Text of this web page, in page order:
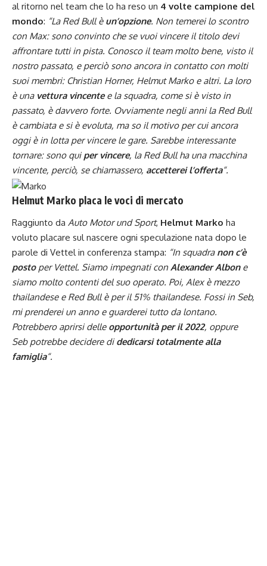
al ritorno nel team che lo ha reso un 4 volte campione del
mondo: “La Red Bull è un’opzione. Non temerei lo scontro
con Max: sono convinto che se vuoi vincere il titolo devi
affrontare tutti in pista. Conosco il team molto bene, visto il
nostro passato, e perciò sono ancora in contatto con molti
suoi membri: Christian Horner, Helmut Marko e altri. La loro
è una vettura vincentee la squadra, come si è visto in
passato, è davvero forte. Ovviamente negli anni la Red Bull
è cambiata e si è evoluta, ma so il motivo per cui ancora
oggi è in lotta per vincere le gare. Sarebbe interessante
tornare: sono qui per vincere, la Red Bull ha una macchina
vincente, perciò, se chiamassero, accetterei l’offerta“.
Helmut Marko placa le voci di mercato
Raggiunto da Auto Motor und Sport, Helmut Marko ha
voluto placare sul nascere ogni speculazione nata dopo le
parole di Vettel in conferenza stampa: “In squadra non c’è
postoper Vettel. Siamo impegnati con Alexander Albone
siamo molto contenti del suo operato. Poi, Alex è mezzo
thailandese e Red Bull è per il 51% thailandese. Fossi in Seb,
mi prenderei un anno e guarderei tutto da lontano.
Potrebbero aprirsi delle opportunità per il 2022, oppure
Seb potrebbe decidere di dedicarsi totalmente alla
famiglia“.